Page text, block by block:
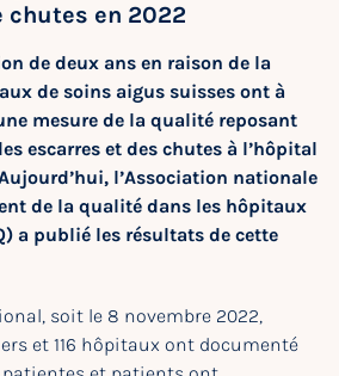
chutes en 2022
de deux ans en raison de la
de soins aigus suisses ont à
mesure de la qualité reposant
escarres et des chutes à l’hôpital
l’Association nationale
de la qualité dans les hôpitaux
a publié les résultats de cette
soit le 8 novembre 2022,
et 116 hôpitaux ont documenté